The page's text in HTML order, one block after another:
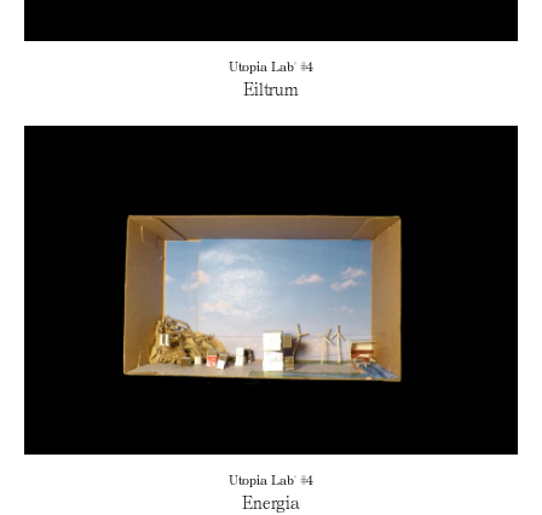
Utopia Lab' #4
Eiltrum
Utopia Lab' #4
Energia